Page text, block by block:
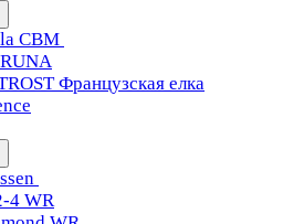
CBM
Французская елка
4 WR